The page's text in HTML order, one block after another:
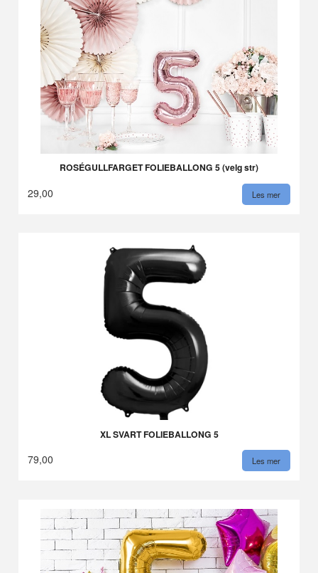
ROSÉGULLFARGET FOLIEBALLONG 5 (velg str)
29,00 Les mer
XL SVART FOLIEBALLONG 5
79,00 Les mer